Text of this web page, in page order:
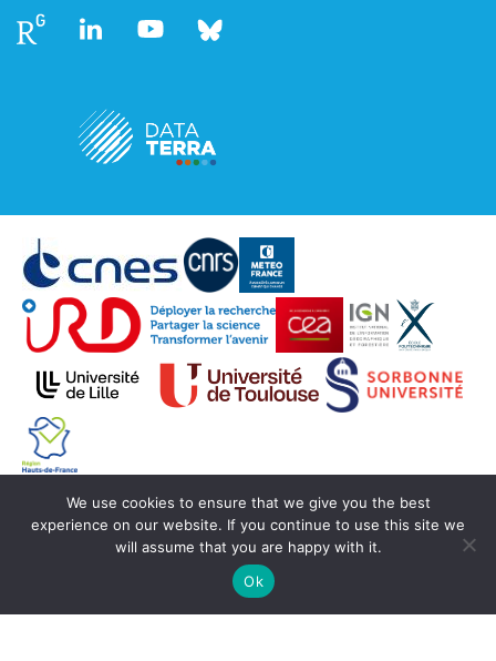
Follow Follow
© Copyright Aeris 2020 - SEDOO (Service de
Données OMP)
We use cookies to ensure that we give you the best
experience on our website. If you continue to use this site we
will assume that you are happy with it.
Ok